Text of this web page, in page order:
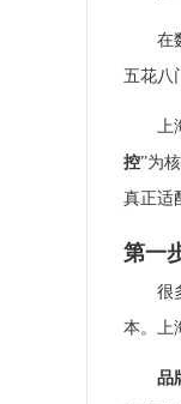
在
五花八
上
控”为
真正适
第一
很
本。上
品